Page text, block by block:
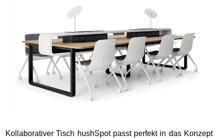
Kollaborativer Tisch hushSpot passt perfekt in das Konzept